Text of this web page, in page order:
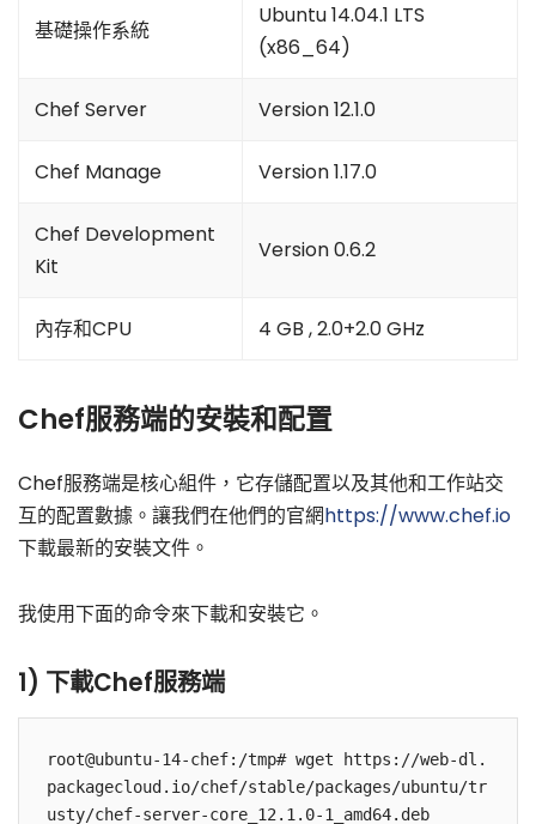
基礎操作系統
Ubuntu 14.04.1 LTS
(x86_64)
Chef Server Version 12.1.0
Chef Manage Version 1.17.0
Chef Development
Kit
Version 0.6.2
內存和CPU 4 GB , 2.0+2.0 GHz
Chef服務端的安裝和配置
Chef服務端是核心組件，它存儲配置以及其他和工作站交
互的配置數據。讓我們在他們的官網https://www.chef.io
下載最新的安裝文件。
我使用下面的命令來下載和安裝它。
1) 下載Chef服務端
root@ubuntu-14-chef:/tmp# wget https://web-dl.
packagecloud.io/chef/stable/packages/ubuntu/tr